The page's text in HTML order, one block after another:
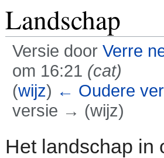
Landschap
Versie door Verre
om 16:21 (cat)
(wijz) ← Oudere
versie → (wijz)
Het landschap in